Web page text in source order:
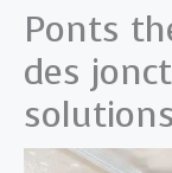
Ponts
des